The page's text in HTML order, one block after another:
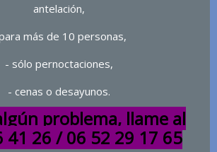
antelación,
más de 10 personas,
- sólo pernoctaciones,
- cenas o desayunos.
problema, llame al
41 26 / 06 52 29 17 65